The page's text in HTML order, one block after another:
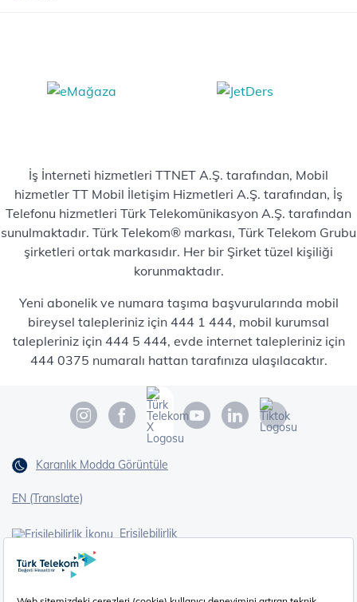
İş İnterneti hizmetleri TTNET A.Ş. tarafından, Mobil
hizmetler TT Mobil İletişim Hizmetleri A.Ş. tarafından, İş
Telefonu hizmetleri Türk Telekomünikasyon A.Ş. tarafından
sunulmaktadır. Türk Telekom® markası, Türk Telekom Grubu
şirketleri ortak markasıdır. Her bir Şirket tüzel kişiliği
korunmaktadır.
Yeni abonelik ve numara taşıma başvurularında mobil
bireysel talepleriniz için 444 1 444, mobil kurumsal
talepleriniz için 444 5 444, evde internet talepleriniz için
444 0375 numaralı hattan tarafınıza ulaşılacaktır.
Karanlık Modda Görüntüle
EN (Translate)
Erişilebilirlik
İşaret Dili Çevirisi